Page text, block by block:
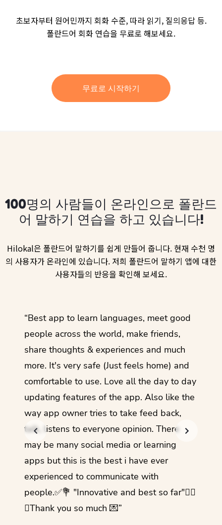
초보자부터 원어민까지 회화 수준, 따라 읽기, 질의응답 등.
폴란드어 회화 연습을 무료로 해보세요.
무료로 시작하기
100명의 사람들이 온라인으로 폴란드
어 말하기 연습을 하고 있습니다!
Hilokal은 폴란드어 말하기를 쉽게 만들어 줍니다. 현재 수천 명
의 사용자가 온라인에 있습니다. 저희 폴란드어 말하기 앱에 대한
사용자들의 반응을 확인해 보세요.
“Best app to learn languages, meet good
people across the world, make friends,
share thoughts & experiences and much
more. It's very safe (Just feels home) and
comfortable to use. Love all the day to day
updating features of the app. Also like the
way app owner tries to take feed back,
talk, listens to everyone opinion. There
may be many social media or learning
apps but this is the best i have ever
experienced to communicate with
people.✅💐 "Innovative and best so far"✌🏻
💜Thank you so much 💌”